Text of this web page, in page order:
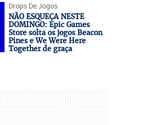
Drops De Jogos
NÃO ESQUEÇA NESTE
DOMINGO: Epic Games
Store solta os jogos Beacon
Pines e We Were Here
Together de graça